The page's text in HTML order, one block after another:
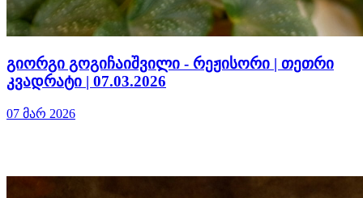
გიორგი გოგიჩაიშვილი - რეჟისორი | თეთრი
კვადრატი | 07.03.2026
07 მარ 2026